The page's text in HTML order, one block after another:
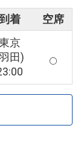
着 空席
京
田)